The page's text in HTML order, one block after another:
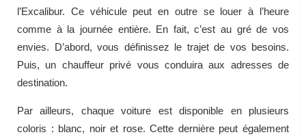
l’Excalibur. Ce véhicule peut en outre se louer à l’heure
comme à la journée entière. En fait, c’est au gré de vos
envies. D’abord, vous définissez le trajet de vos besoins.
Puis, un chauffeur privé vous conduira aux adresses de
destination.
Par ailleurs, chaque voiture est disponible en plusieurs
coloris : blanc, noir et rose. Cette dernière peut également